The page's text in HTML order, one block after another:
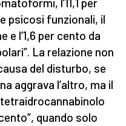
l’11,1 per
psicosi funzionali, il
e l’1,6 per cento da
La relazione non
del disturbo, se
aggrava l’altro, ma il
quando solo